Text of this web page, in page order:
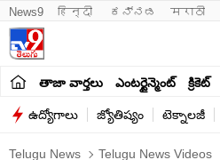
News9 हिन्दी ಕನ್ನಡ मराठी
తాజా వార్తలు ఎంటర్టైన్మెంట్ క్రికెట్
ఉద్యోగాలు జ్యోతిష్యం టెక్నాలజీ
Telugu News Telugu News Videos